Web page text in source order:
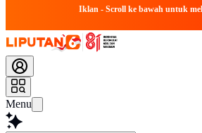
Iklan - Scroll ke bawah untuk
Menu